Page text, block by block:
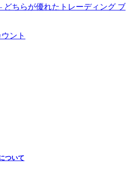
どちらが優れたトレーディング ブ
ント
ついて